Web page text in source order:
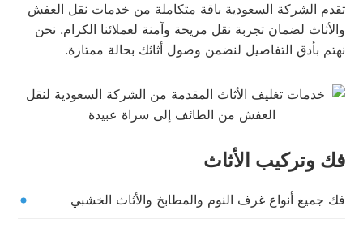
تقدم الشركة السعودية باقة متكاملة من خدمات نقل العفش
والأثاث لضمان تجربة نقل مريحة وآمنة لعملائنا الكرام. نحن
نهتم بأدق التفاصيل لنضمن وصول أثاثك بحالة ممتازة.
فك وتركيب الأثاث
فك جميع أنواع غرف النوم والمطابخ والأثاث الخشبي